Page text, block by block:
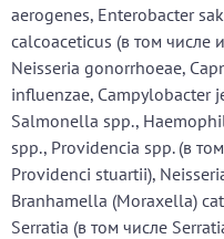
aerogenes, Enterobacter
саlcoaceticus (в том числе
Neisseria gonorrhoeae,
influenzae, Campylobacter
Salmonella sрр.,
sрр., Рrovidencia sрр. (в
Рrovidenci stuartii),
Branhamella (Моrахеllа)
Serratia (в том числе